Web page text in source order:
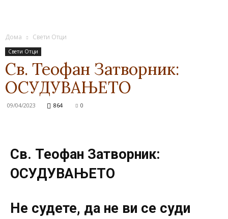
Дома Свети Отци
Свети Отци
Св. Теофан Затворник:
ОСУДУВАЊЕТО
09/04/2023 864 0
Св. Теофан Затворник:
ОСУДУВАЊЕТО
Не судете, да не ви се суди